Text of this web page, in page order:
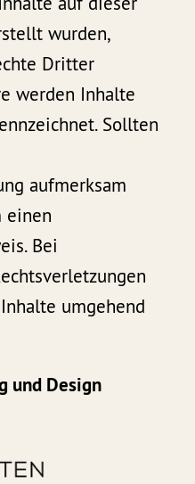
wurden,
Dritter
werden Inhalte
Sollten
aufmerksam
einen
Bei
umgehend
und Design